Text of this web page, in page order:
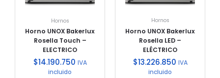
Hornos
Horno UNOX Bakerlux
Rosella Touch –
ELECTRICO
$14.190.750 IVA
incluido
Hornos
Horno UNOX Bakerlux
Rosella LED –
ELÉCTRICO
$13.226.850 IVA
incluido